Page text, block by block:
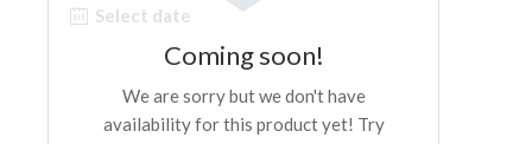
Reserve una visita guiada
Sólo billetes con entrada rápida
ES